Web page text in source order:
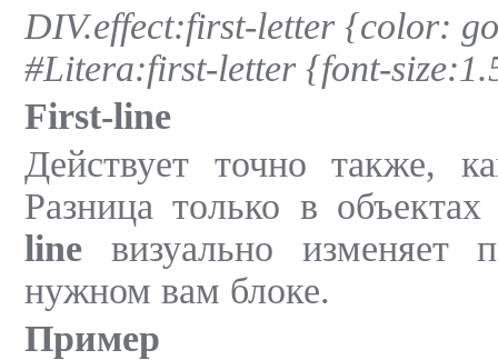
DIV.effect:first-letter {color:
#Litera:first-letter {font-
First-line
Действует точно также,
Разница только в
line визуально изменяет
нужном вам блоке.
Пример